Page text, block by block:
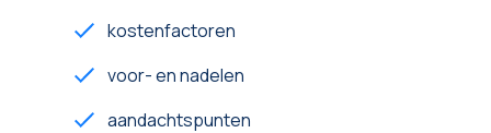
kostenfactoren
voor- en nadelen
aandachtspunten